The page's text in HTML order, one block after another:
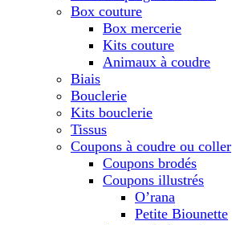
Box couture
Box mercerie
Kits couture
Animaux à coudre
Biais
Bouclerie
Kits bouclerie
Tissus
Coupons à coudre ou coller
Coupons brodés
Coupons illustrés
O’rana
Petite Biounette